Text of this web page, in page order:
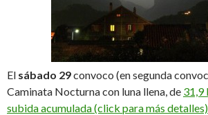
El sábado 29convoco (en segunda
Caminata Nocturna con luna llena, de 31,9
subida acumulada (click para más detalles)